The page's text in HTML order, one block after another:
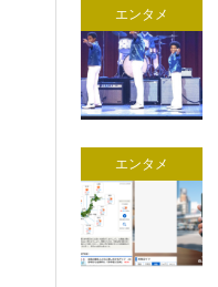
エンタメ
エンタメ